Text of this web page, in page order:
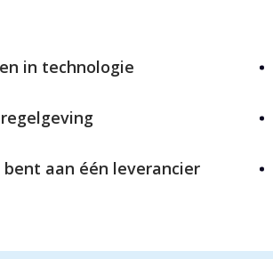
in technologie
aan één leverancier